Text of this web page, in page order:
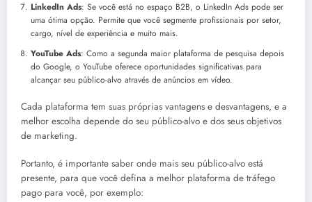
LinkedIn Ads: Se você está no espaço B2B, o LinkedIn Ads pode ser
uma ótima opção. Permite que você segmente profissionais por setor,
cargo, nível de experiência e muito mais.
YouTube Ads: Como a segunda maior plataforma de pesquisa depois
do Google, o YouTube oferece oportunidades significativas para
alcançar seu público-alvo através de anúncios em vídeo.
Cada plataforma tem suas próprias vantagens e desvantagens, e a
melhor escolha depende do seu público-alvo e dos seus objetivos
de marketing.
Portanto, é importante saber onde mais seu público-alvo está
presente, para que você defina a melhor plataforma de tráfego
pago para você, por exemplo: